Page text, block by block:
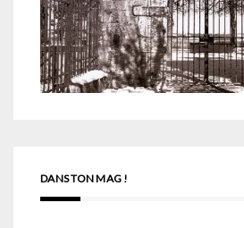
DANS TON MAG !